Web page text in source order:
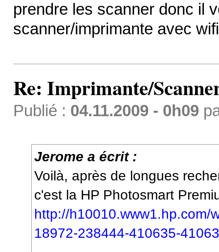
prendre les scanner donc il
scanner/imprimante avec
Re: Imprimante/
Publié : 04.11.2009 - 0h09
Jerome a écrit :
Voilà, après de longues
c'est la HP Photosmart
http://h10010.www1.hp.com/
18972-238444-410635-